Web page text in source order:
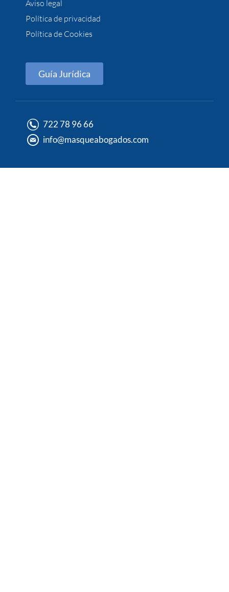
Aviso legal
Política de privacidad
Política de Cookies
Guía Jurídica
722 78 96 66
info@masqueabogados.com